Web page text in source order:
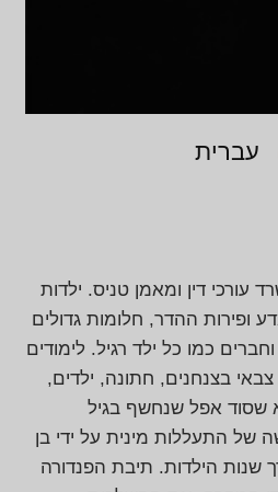
עברית
דין ומאמן טניס. ילדות
ופירות ההדר, חלומות גדולים
כמו כל ילד רגיל. לימודים
בצנחנים, חתונה, ילדים,
אפל שנחשף בגיל
התעללות מינית על ידי בן
שנות הילדות. תיבת הפנדורה